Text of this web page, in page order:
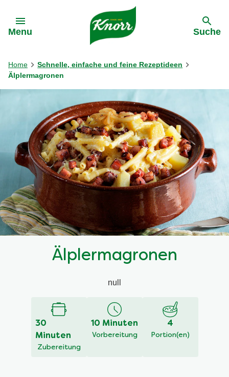
Menu Suche
Home
Schnelle, einfache und feine Rezeptideen
Älplermagronen
Älplermagronen
null
30
Minuten
Zubereitung
10 Minuten
Vorbereitung
4
Portion(en)